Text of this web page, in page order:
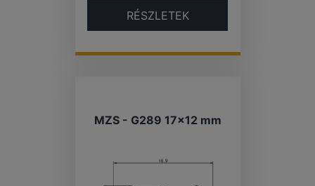
RÉSZLETEK
MZS - G289 17×12 mm